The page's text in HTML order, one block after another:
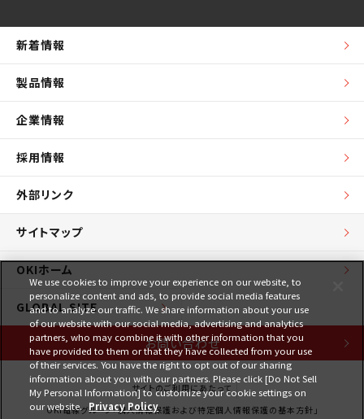
新着情報
製品情報
企業情報
採用情報
外部リンク
サイトマップ
OKIホーム
GLOBAL SITE
お問い合わせ
サイトのご利用にあたって
OKI電線グループ「個人情報保護および特定個人情報保護の基本方針」
We use cookies to improve your experience on our website, to
personalize content and ads, to provide social media features
and to analyze our traffic. We share information about your use
of our website with our social media, advertising and analytics
partners, who may combine it with other information that you
have provided to them or that they have collected from your use
of their services. You have the right to opt out of our sharing
information about you with our partners. Please click [Do Not Sell
My Personal Information] to customize your cookie settings on
our website. Privacy Policy